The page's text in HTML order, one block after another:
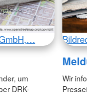
um
DRK-
Wir